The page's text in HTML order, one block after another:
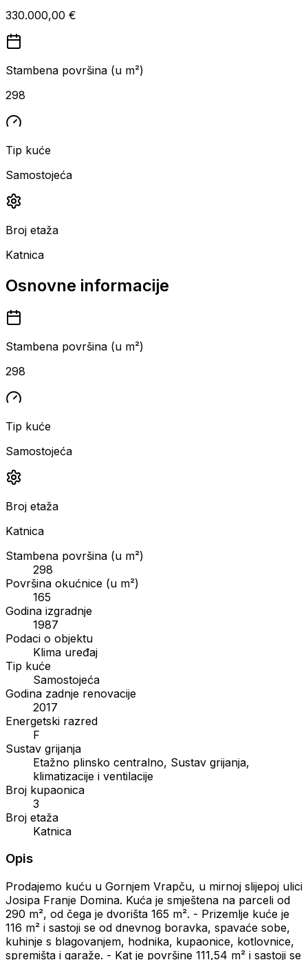
330.000,00 €
Stambena površina (u m²)
298
Tip kuće
Samostojeća
Broj etaža
Katnica
Osnovne informacije
Stambena površina (u m²)
298
Tip kuće
Samostojeća
Broj etaža
Katnica
Stambena površina (u m²)
298
Površina okućnice (u m²)
165
Godina izgradnje
1987
Podaci o objektu
Klima uređaj
Tip kuće
Samostojeća
Godina zadnje renovacije
2017
Energetski razred
F
Sustav grijanja
Etažno plinsko centralno, Sustav grijanja,
klimatizacije i ventilacije
Broj kupaonica
3
Broj etaža
Katnica
Opis
Prodajemo kuću u Gornjem Vrapču, u mirnoj slijepoj ulici
Josipa Franje Domina. Kuća je smještena na parceli od
290 m², od čega je dvorišta 165 m². - Prizemlje kuće je
116 m² i sastoji se od dnevnog boravka, spavaće sobe,
kuhinje s blagovanjem, hodnika, kupaonice, kotlovnice,
spremišta i garaže. - Kat je površine 111,54 m² i sastoji se